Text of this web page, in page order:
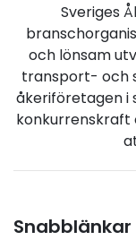
Sveriges
och lönsam
transport- och
åkeriföretagen i
Snabblänkar